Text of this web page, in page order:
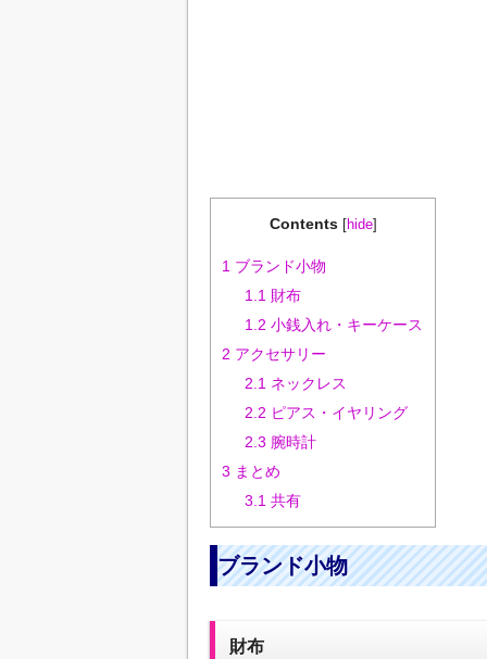
Contents [hide]
1 ブランド小物
1.1 財布
1.2 小銭入れ・キーケース
2 アクセサリー
2.1 ネックレス
2.2 ピアス・イヤリング
2.3 腕時計
3 まとめ
3.1 共有
ブランド小物
財布